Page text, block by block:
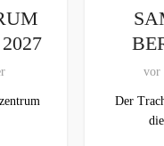
vor
Der